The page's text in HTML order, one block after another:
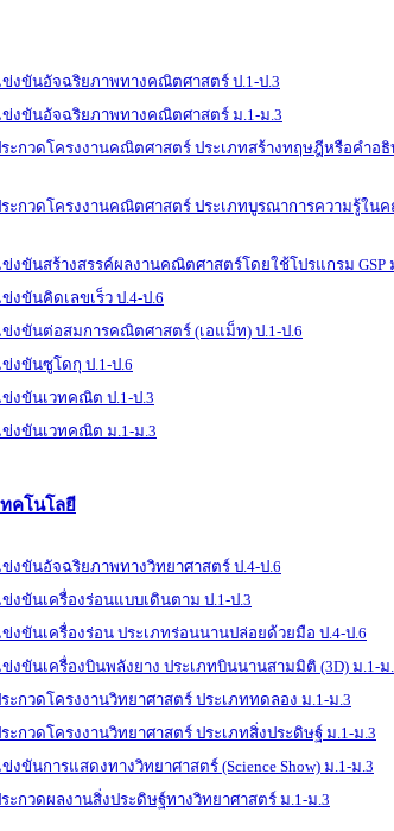
ข่งขันอัจฉริยภาพทางคณิตศาสตร์ ป.1-ป.3
ข่งขันอัจฉริยภาพทางคณิตศาสตร์ ม.1-ม.3
ระกวดโครงงานคณิตศาสตร์ ประเภทสร้างทฤษฎีหรือคำอ
ระกวดโครงงานคณิตศาสตร์ ประเภทบูรณาการความรู้ใน
ข่งขันสร้างสรรค์ผลงานคณิตศาสตร์โดยใช้โปรแกรม GSP
งขันคิดเลขเร็ว ป.4-ป.6
ข่งขันต่อสมการคณิตศาสตร์ (เอแม็ท) ป.1-ป.6
งขันซูโดกุ ป.1-ป.6
ข่งขันเวทคณิต ป.1-ป.3
ข่งขันเวทคณิต ม.1-ม.3
คโนโลยี
ข่งขันอัจฉริยภาพทางวิทยาศาสตร์ ป.4-ป.6
งขันเครื่องร่อนแบบเดินตาม ป.1-ป.3
ข่งขันเครื่องร่อน ประเภทร่อนนานปล่อยด้วยมือ ป.4-ป.6
งขันเครื่องบินพลังยาง ประเภทบินนานสามมิติ (3D) ม.1-ม
ะกวดโครงงานวิทยาศาสตร์ ประเภททดลอง ม.1-ม.3
ะกวดโครงงานวิทยาศาสตร์ ประเภทสิ่งประดิษฐ์ ม.1-ม.3
งขันการแสดงทางวิทยาศาสตร์ (Science Show) ม.1-ม.3
ะกวดผลงานสิ่งประดิษฐ์ทางวิทยาศาสตร์ ม.1-ม.3